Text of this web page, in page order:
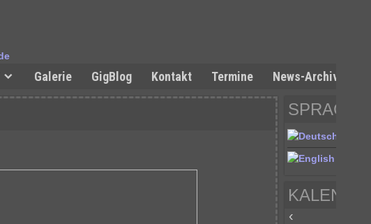
Galerie GigBlog Kontakt Termine News-Archiv
‹